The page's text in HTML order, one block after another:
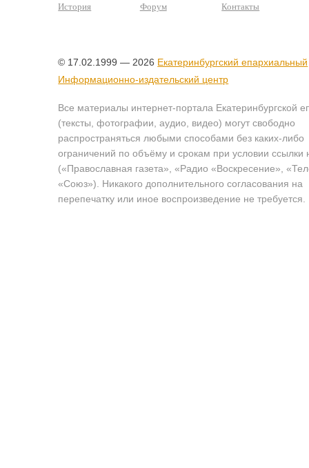
История
Форум
Контакты
© 17.02.1999 — 2026 Екатеринбургский епархиальный
Информационно-издательский центр
Все материалы интернет-портала Екатеринбургской
(тексты, фотографии, аудио, видео) могут свободно
распространяться любыми способами без каких-либо
ограничений по объёму и срокам при условии ссылки
(«Православная газета», «Радио «Воскресение»,
«Союз»). Никакого дополнительного согласования на
перепечатку или иное воспроизведение не требуется.